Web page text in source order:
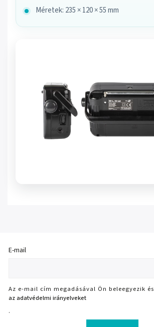
Méretek: 235 × 120 × 55 mm
E-mail
Az e-mail cím megadásával Ön beleegyezik és
az adatvédelmi irányelveket
.